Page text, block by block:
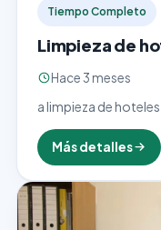
Tiempo Completo
Limpieza de
Hace 3 meses
a limpieza de
la reputación de
de la hospitalidad.
Más detalles